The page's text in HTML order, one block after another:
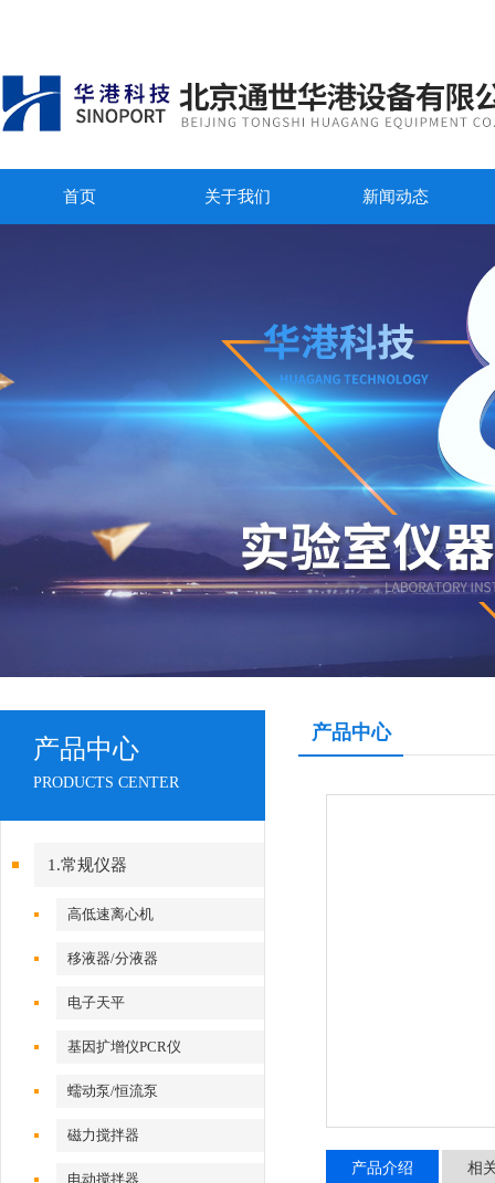
首页 关于我们 新闻动态
产品中心
PRODUCTS CENTER
1.常规仪器
高低速离心机
移液器/分液器
电子天平
基因扩增仪PCR仪
蠕动泵/恒流泵
磁力搅拌器
电动搅拌器
产品中心
产品介绍 相